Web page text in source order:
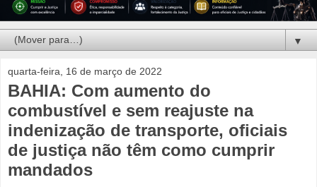
▼
quarta-feira, 16 de março de 2022
BAHIA: Com aumento do
combustível e sem reajuste na
indenização de transporte, oficiais
de justiça não têm como cumprir
mandados